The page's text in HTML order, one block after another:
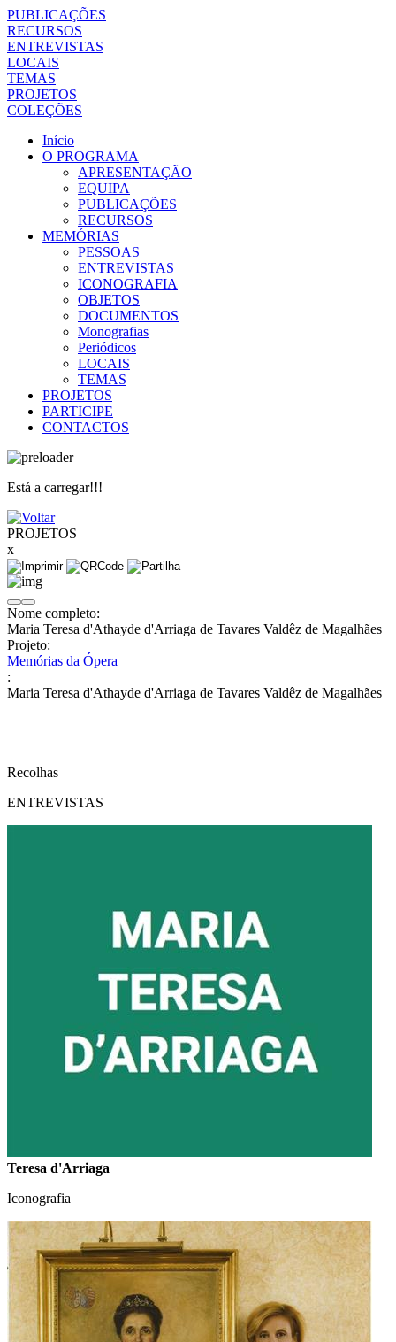
PUBLICAÇÕES
RECURSOS
ENTREVISTAS
LOCAIS
TEMAS
PROJETOS
COLEÇÕES
Início
O PROGRAMA
APRESENTAÇÃO
EQUIPA
PUBLICAÇÕES
RECURSOS
MEMÓRIAS
PESSOAS
ENTREVISTAS
ICONOGRAFIA
OBJETOS
DOCUMENTOS
Monografias
Periódicos
LOCAIS
TEMAS
PROJETOS
PARTICIPE
CONTACTOS
Está a carregar!!!
PROJETOS
x
Nome completo:
Maria Teresa d'Athayde d'Arriaga de Tavares Valdêz de Magalhães
Projeto:
Memórias da Ópera
:
Maria Teresa d'Athayde d'Arriaga de Tavares Valdêz de Magalhães
Recolhas
ENTREVISTAS
Teresa d'Arriaga
Iconografia